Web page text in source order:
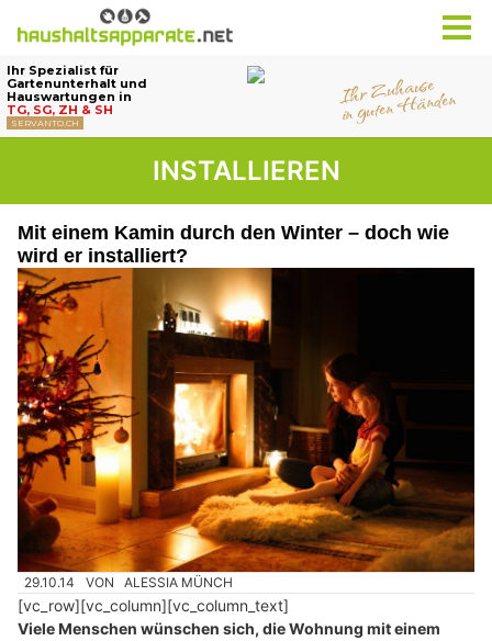
INSTALLIEREN
Mit einem Kamin durch den Winter – doch wie
wird er installiert?
29.10.14 VON ALESSIA MÜNCH
[vc_row][vc_column][vc_column_text]
Viele Menschen wünschen sich, die Wohnung mit einem